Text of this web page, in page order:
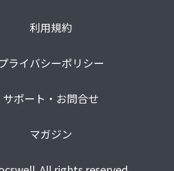
利用規約
ライバシーポリシー
サポート・お問合せ
マガジン